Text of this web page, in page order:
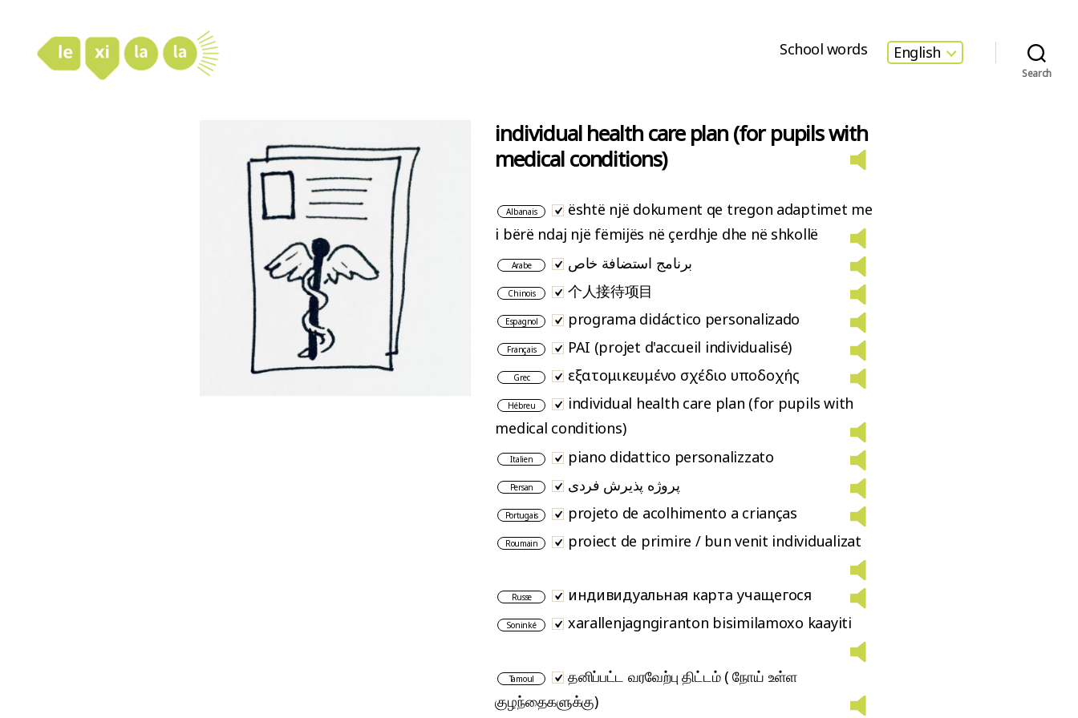
School words English
Search
individual health care plan (for pupils with
medical conditions)
Albanais
është një dokument qe tregon adaptimet me
i bërë ndaj një fëmijës në çerdhje dhe në shkollë
Arabe برنامج استضافة خاص
Chinois 个人接待项目
Espagnol programa didáctico personalizado
Français PAI (projet d'accueil individualisé)
Grec εξατομικευμένο σχέδιο υποδοχής
Hébreu
individual health care plan (for pupils with
medical conditions)
Italien piano didattico personalizzato
Persan پروژه پذیرش فردی
Portugais projeto de acolhimento a crianças
Roumain proiect de primire / bun venit individualizat
Russe индивидуальная карта учащегося
Soninké xarallenjagngiranton bisimilamoxo kaayiti
Tamoul
தனிப்பட்ட வரவேற்பு திட்டம் ( நோய் உள்ள
குழந்தைகளுக்கு)